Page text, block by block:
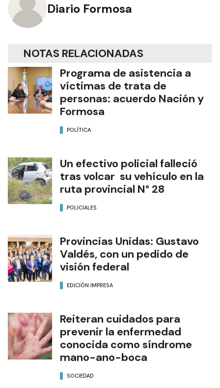
Diario Formosa
NOTAS RELACIONADAS
Programa de asistencia a
víctimas de trata de
personas: acuerdo Nación y
Formosa
POLÍTICA
Un efectivo policial falleció
tras volcar su vehículo en la
ruta provincial N° 28
POLICIALES
Provincias Unidas: Gustavo
Valdés, con un pedido de
visión federal
EDICIÓN IMPRESA
Reiteran cuidados para
prevenir la enfermedad
conocida como síndrome
mano-ano-boca
SOCIEDAD